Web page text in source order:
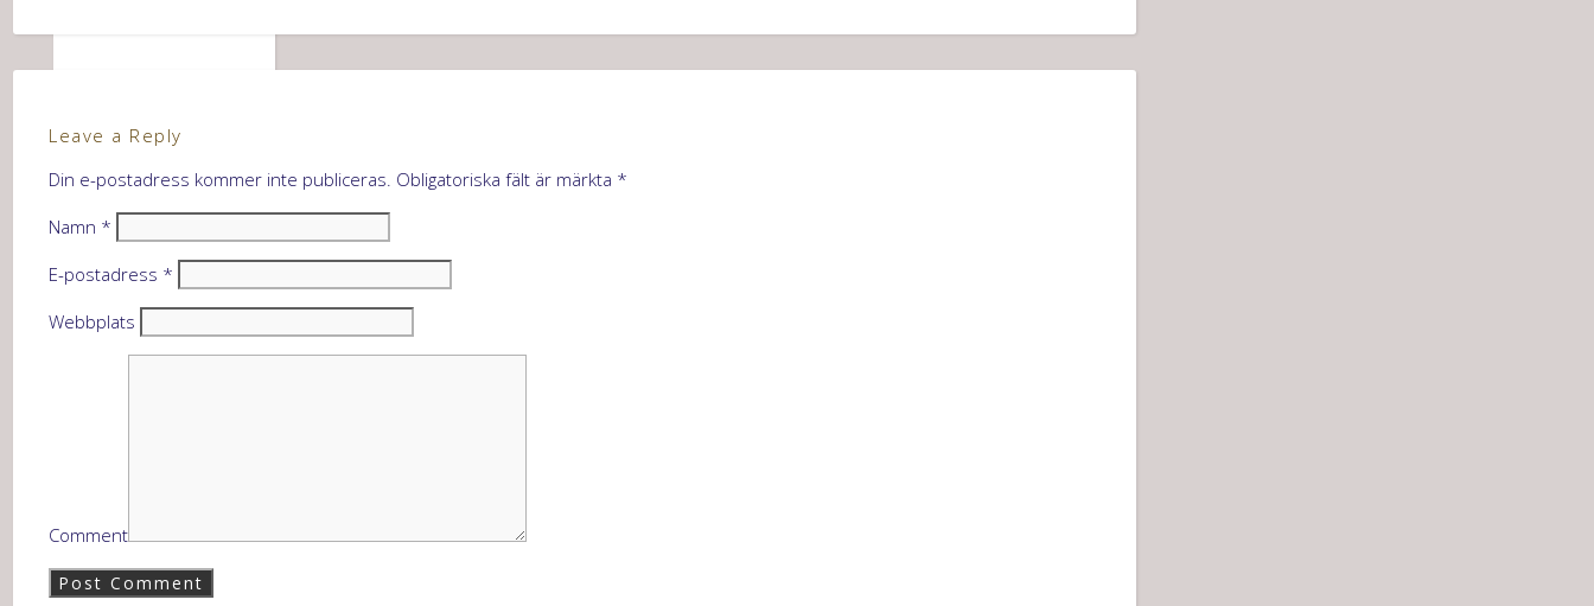
Leave a Reply
Din e-postadress kommer inte publiceras. Obligatoriska fält är märkta *
Namn *
E-postadress *
Webbplats
Comment